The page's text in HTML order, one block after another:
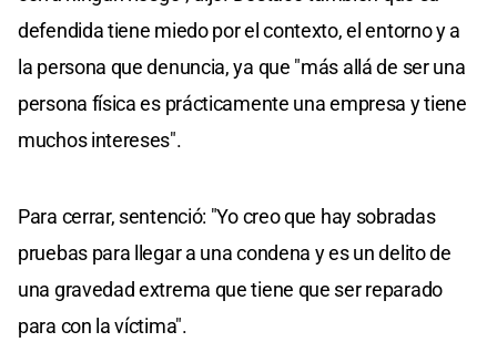
defendida tiene miedo por el contexto, el entorno y a
la persona que denuncia, ya que "más allá de ser una
persona física es prácticamente una empresa y tiene
muchos intereses".
Para cerrar, sentenció: "Yo creo que hay sobradas
pruebas para llegar a una condena y es un delito de
una gravedad extrema que tiene que ser reparado
para con la víctima".